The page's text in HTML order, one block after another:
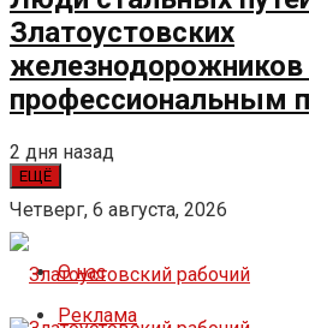
Златоустовских
железнодорожников
профессиональным
2 дня назад
ЕЩЁ
Четверг, 6 августа, 2026
О нас
Реклама